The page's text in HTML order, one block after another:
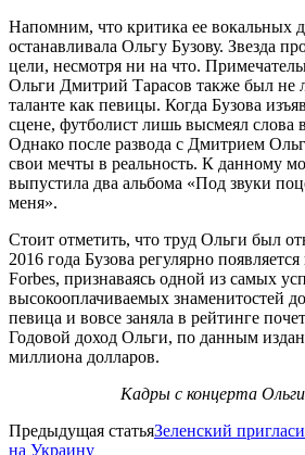
Напомним, что критика ее вокальных
останавливала Ольгу Бузову. Звезда
цели, несмотря ни на что.
Ольги Дмитрий Тарасов также был не
таланте как певицы. Когда Бузова
сцене, футболист лишь высмеял слова
Однако после развода с Дмитрием
свои мечты в реальность. К данному
выпустила два альбома «Под звуки
меня».
Стоит отметить, что труд Ольги был
2016 года Бузова регулярно
Forbes, признаваясь одной из самых
высокооплачиваемых знаменитостей
певица и вовсе заняла в рейтинге
Годовой доход Ольги, по данным
миллиона долларов.
Кадры с концерта
Предыдущая статьяЗеленский
на Украину